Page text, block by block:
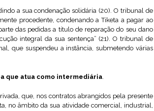
a sua condenação solidária (20). O tribunal de
procedente, condenando a Tiketa a pagar ao
das pedidas a título de reparação do seu dano
integral da sua sentença” (21). O tribunal de
que suspendeu a instância, submetendo várias
que atua como intermediária.
que, nos contratos abrangidos pela presente
no âmbito da sua atividade comercial, industrial,